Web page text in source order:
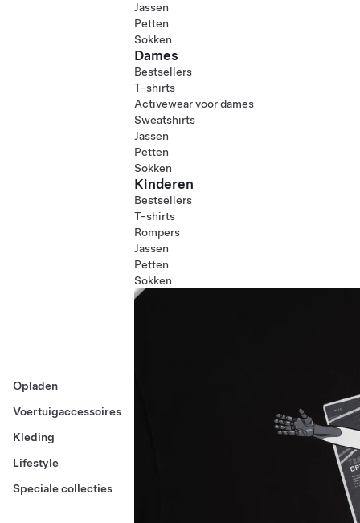
Opladen
Voertuigaccessoires
Kleding
Lifestyle
Speciale collecties
Jassen
Petten
Sokken
Dames
Bestsellers
T-shirts
Activewear voor dames
Sweatshirts
Jassen
Petten
Sokken
Kinderen
Bestsellers
T-shirts
Rompers
Jassen
Petten
Sokken